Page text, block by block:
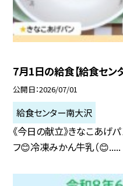
7月1日の給食【給食セン
公開日 2026/07/01
給食センター南大沢
《今日の献立》きなこあげ
フ😊冷凍みかん牛乳（😊.....